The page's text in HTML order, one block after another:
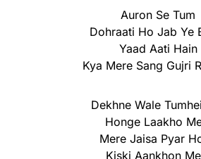
Auron Se Tum
Dohraati Ho Jab Ye
Yaad Aati Hain
Kya Mere Sang Gujri
Dekhne Wale
Honge Laakho
Mere Jaisa Pyar
Kiski Aankhon